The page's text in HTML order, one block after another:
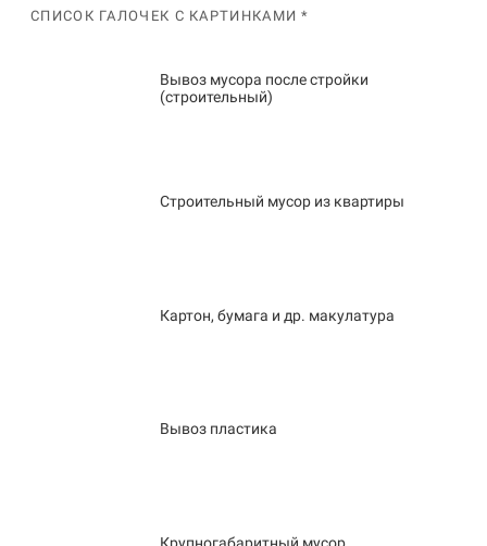
СПИСОК ГАЛОЧЕК С КАРТИНКАМИ *
Вывоз мусора после стройки
(строительный)
Строительный мусор из квартиры
Картон, бумага и др. макулатура
Вывоз пластика